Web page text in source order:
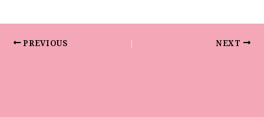
PREVIOUS NEXT